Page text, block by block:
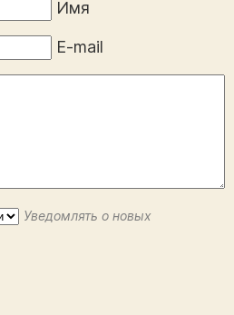
Имя
E-mail
Уведомлять о новых